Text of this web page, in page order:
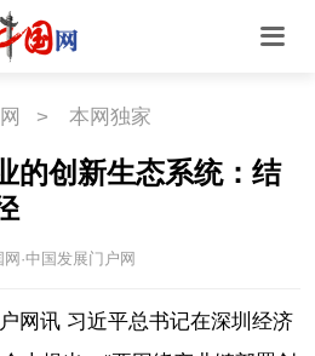
> 本网独家
的创新生态系统：结
·中国发展门户网
网讯 习近平总书记在深圳经济